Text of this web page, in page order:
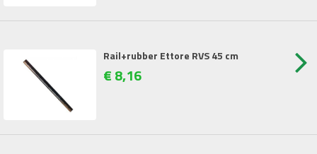
Rail+rubber Ettore RVS 45 cm
€8,16